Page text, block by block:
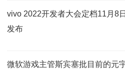
vivo 2022开发者大会定档11月8
发布
微软游戏主管斯宾塞批目前的元